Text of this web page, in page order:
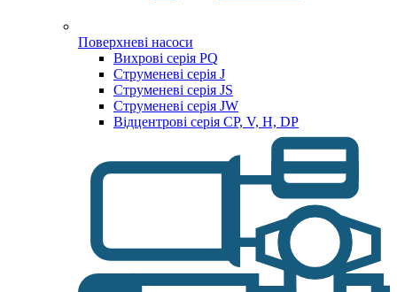
Поверхневі насоси
Вихрові серія PQ
Струменеві серія J
Струменеві серія JS
Струменеві серія JW
Відцентрові серія CP, V, H, DP